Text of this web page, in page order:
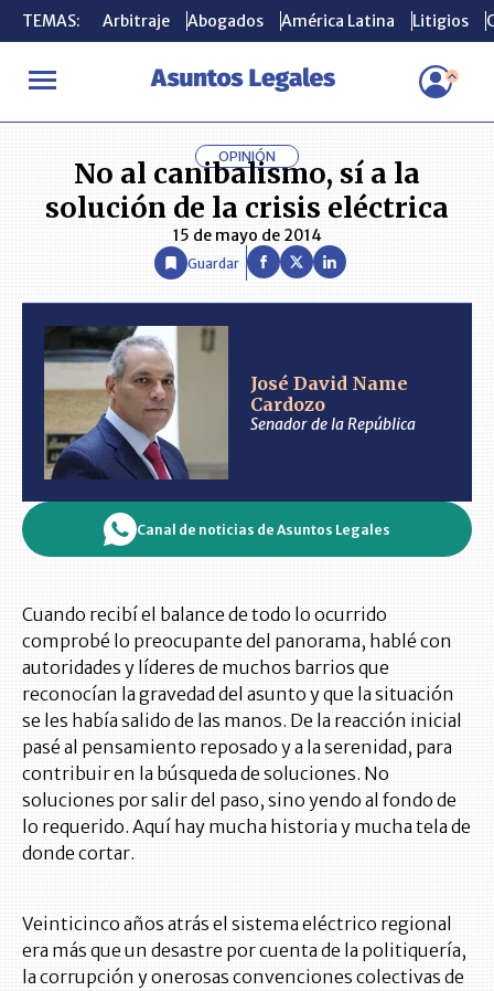
TEMAS: Arbitraje Abogados América Latina Litigios
INICIO ANÁLISIS JOSÉ DAVID NAME CARDOZO No al
TEMAS: Arbitraje Abogados América Latina Litigios
OPINIÓN
No al canibalismo, sí a la
solución de la crisis eléctrica
15 de mayo de 2014
Guardar
José David Name
Cardozo
Senador de la República
Canal de noticias de Asuntos Legales
Cuando recibí el balance de todo lo ocurrido
comprobé lo preocupante del panorama, hablé con
autoridades y líderes de muchos barrios que
reconocían la gravedad del asunto y que la situación
se les había salido de las manos. De la reacción inicial
pasé al pensamiento reposado y a la serenidad, para
contribuir en la búsqueda de soluciones. No
soluciones por salir del paso, sino yendo al fondo de
lo requerido. Aquí hay mucha historia y mucha tela de
donde cortar.
Veinticinco años atrás el sistema eléctrico regional
era más que un desastre por cuenta de la politiquería,
la corrupción y onerosas convenciones colectivas de